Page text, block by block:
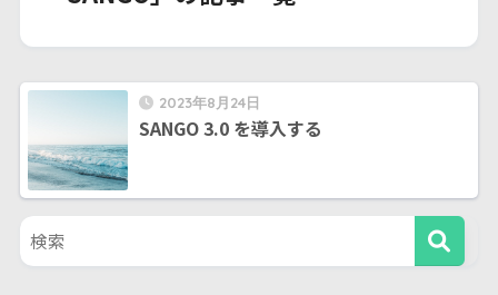
2023年8月24日
SANGO 3.0 を導入する